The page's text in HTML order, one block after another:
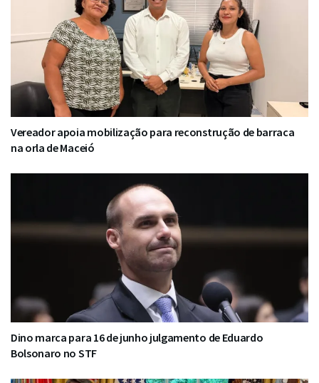
Vereador apoia mobilização para reconstrução de barraca
na orla de Maceió
Dino marca para 16 de junho julgamento de Eduardo
Bolsonaro no STF